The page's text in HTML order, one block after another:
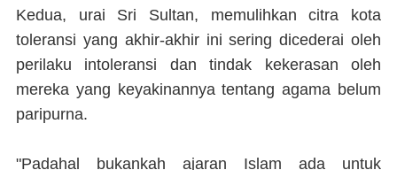
Kedua, urai Sri Sultan, memulihkan citra kota
toleransi yang akhir-akhir ini sering dicederai oleh
perilaku intoleransi dan tindak kekerasan oleh
mereka yang keyakinannya tentang agama belum
paripurna.
"Padahal bukankah ajaran Islam ada untuk